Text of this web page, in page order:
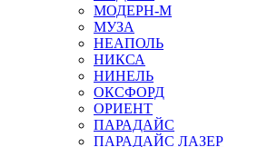
МОДЕРН-М
МУЗА
НЕАПОЛЬ
НИКСА
НИНЕЛЬ
ОКСФОРД
ОРИЕНТ
ПАРАДАЙС
ПАРАДАЙС ЛАЗЕР